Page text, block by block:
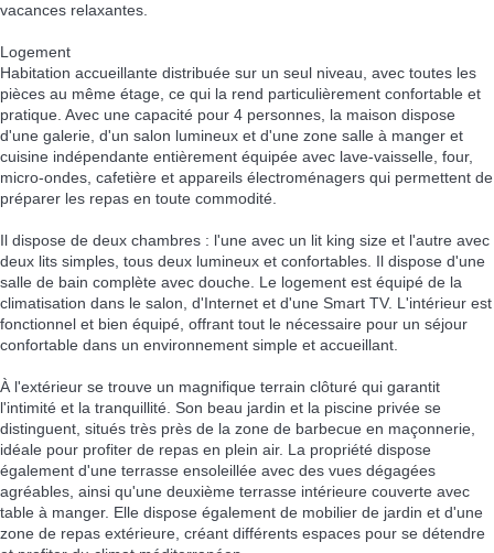
vacances relaxantes.
Logement
Habitation accueillante distribuée sur un seul niveau, avec toutes les
pièces au même étage, ce qui la rend particulièrement confortable et
pratique. Avec une capacité pour 4 personnes, la maison dispose
d'une galerie, d'un salon lumineux et d'une zone salle à manger et
cuisine indépendante entièrement équipée avec lave-vaisselle, four,
micro-ondes, cafetière et appareils électroménagers qui permettent de
préparer les repas en toute commodité.
Il dispose de deux chambres : l'une avec un lit king size et l'autre avec
deux lits simples, tous deux lumineux et confortables. Il dispose d'une
salle de bain complète avec douche. Le logement est équipé de la
climatisation dans le salon, d'Internet et d'une Smart TV. L'intérieur est
fonctionnel et bien équipé, offrant tout le nécessaire pour un séjour
confortable dans un environnement simple et accueillant.
À l'extérieur se trouve un magnifique terrain clôturé qui garantit
l'intimité et la tranquillité. Son beau jardin et la piscine privée se
distinguent, situés très près de la zone de barbecue en maçonnerie,
idéale pour profiter de repas en plein air. La propriété dispose
également d'une terrasse ensoleillée avec des vues dégagées
agréables, ainsi qu'une deuxième terrasse intérieure couverte avec
table à manger. Elle dispose également de mobilier de jardin et d'une
zone de repas extérieure, créant différents espaces pour se détendre